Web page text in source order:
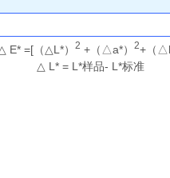
E* =[（△L*） 2 + （ △a*） 2+（ △
△ L* = L*样品- L*标准